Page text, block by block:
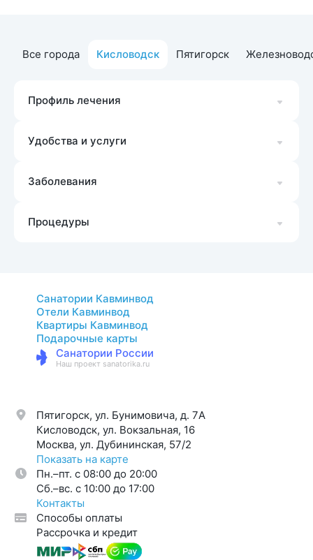
Все города Кисловодск Пятигорск
Профиль лечения
Удобства и услуги
Заболевания
Процедуры
Санатории Кавминвод
Отели Кавминвод
Квартиры Кавминвод
Подарочные карты
Санатории России
Наш проект sanatorika.ru
Пятигорск, ул. Бунимовича, д. 7A
Кисловодск, ул. Вокзальная, 16
Москва, ул. Дубининская, 57/2
Показать на карте
Пн.–пт. с 08:00 до 20:00
Cб.–вс. с 10:00 до 17:00
Контакты
Способы оплаты
Рассрочка и кредит